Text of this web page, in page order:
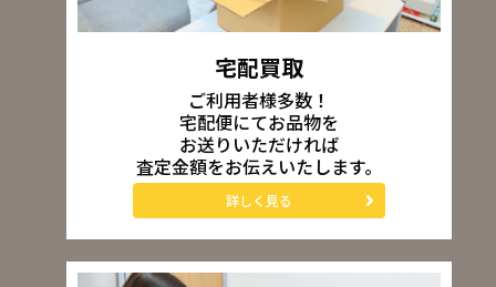
宅配買取
ご利用者様多数！
宅配便にてお品物を
お送りいただければ
査定金額をお伝えいたします。
詳しく見る